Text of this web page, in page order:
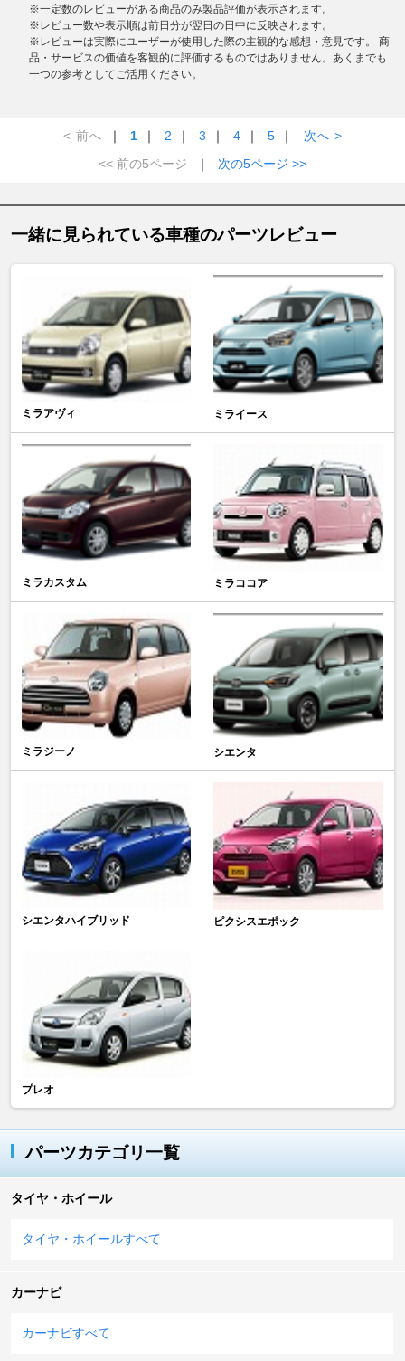
※一定数のレビューがある商品のみ製品評価が表示されます。
※レビュー数や表示順は前日分が翌日の日中に反映されます。
※レビューは実際にユーザーが使用した際の主観的な感想・意見です。 商
品・サービスの価値を客観的に評価するものではありません。あくまでも
一つの参考としてご活用ください。
< 前へ ｜ 1 ｜ 2 ｜ 3 ｜ 4 ｜ 5 ｜ 次へ >
<< 前の5ページ
｜ 次の5ページ >>
一緒に見られている車種のパーツレビュー
ミラアヴィ ミライース
ミラカスタム ミラココア
ミラジーノ シエンタ
シエンタハイブリッド ピクシスエポック
プレオ
パーツカテゴリ一覧
タイヤ・ホイール
タイヤ・ホイールすべて
カーナビ
カーナビすべて